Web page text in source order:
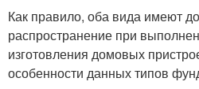
Как правило, оба вида имеют
распространение при
изготовления домовых
особенности данных типов